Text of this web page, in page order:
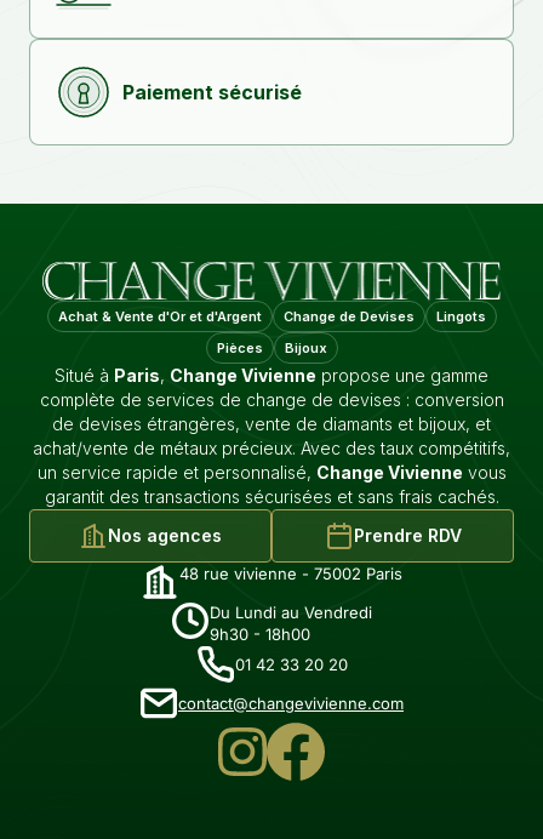
Paiement sécurisé
Achat & Vente d'Or et d'Argent Change de Devises
Lingots
Pièces
Bijoux
Situé à Paris, Change Vivienne propose une gamme
complète de services de change de devises : conversion
de devises étrangères, vente de diamants et bijoux, et
achat/vente de métaux précieux. Avec des taux compétitifs,
un service rapide et personnalisé, Change Vivienne vous
garantit des transactions sécurisées et sans frais cachés.
Nos agences
Prendre RDV
48 rue vivienne - 75002 Paris
Du Lundi au Vendredi
9h30 - 18h00
01 42 33 20 20
contact@changevivienne.com